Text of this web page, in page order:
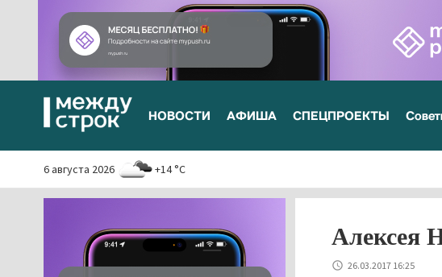
НОВОСТИ АФИША СПЕЦПРОЕКТЫ
6 августа 2026 +14 °C
Алексея
26.03.2017 16:25